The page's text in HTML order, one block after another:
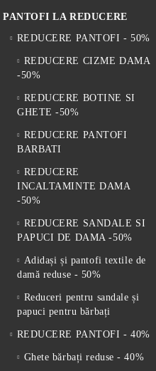
PANTOFI LA REDUCERE
REDUCERE PANTOFI - 50%
REDUCERE CIZME DAMA
-50%
REDUCERE BOTINE SI
GHETE -50%
REDUCERE PANTOFI
BARBATI
REDUCERE
INCALTAMINTE DAMA
-50%
REDUCERE SANDALE SI
PAPUCI DE DAMA -50%
Adidași și pantofi textile de
damă reduse - 50%
Reduceri pentru sandale și
papuci pentru bărbați
REDUCERE PANTOFI - 40%
Ghete bărbați reduse - 40%